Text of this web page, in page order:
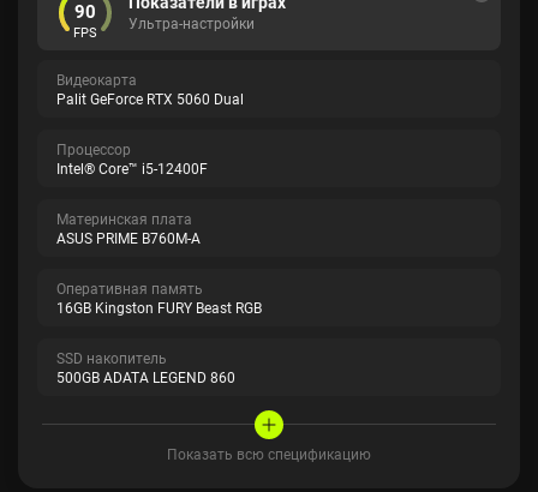
90
FPS Ультра-настройки
Видеокарта
Palit GeForce RTX 5060 Dual
Процессор
Intel® Core™ i5-12400F
Материнская плата
ASUS PRIME B760M-A
Оперативная память
16GB Kingston FURY Beast RGB
SSD накопитель
500GB ADATA LEGEND 860
Показать всю спецификацию